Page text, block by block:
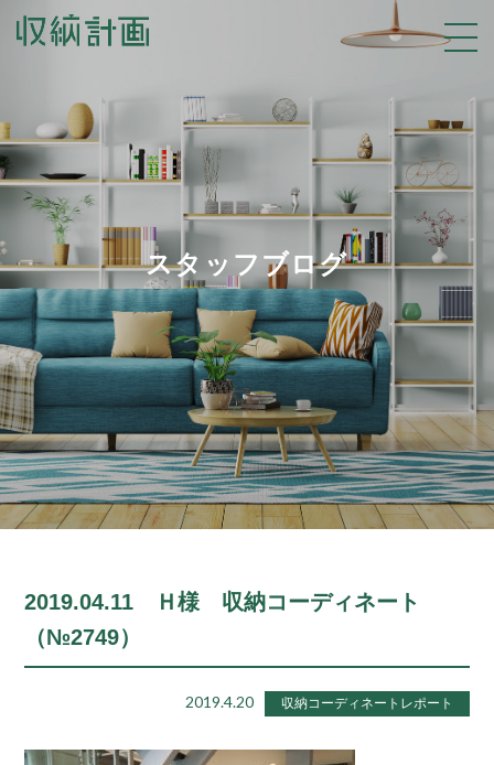
スタッフブログ
2019.04.11 Ｈ様 収納コーディネート
（№2749）
2019.4.20 収納コーディネートレポート